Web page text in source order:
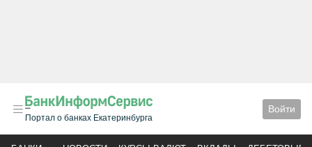
Портал о банках Екатеринбурга
Войти